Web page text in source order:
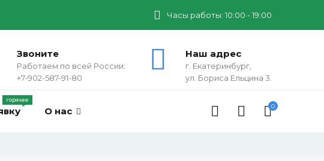
Часы работы: 10:00 - 19:00
Звоните
Работаем по всей России:
+7-902-587-91-80
Наш адрес
г. Екатеринбург,
ул. Бориса Ельцина 3.
О нас 0